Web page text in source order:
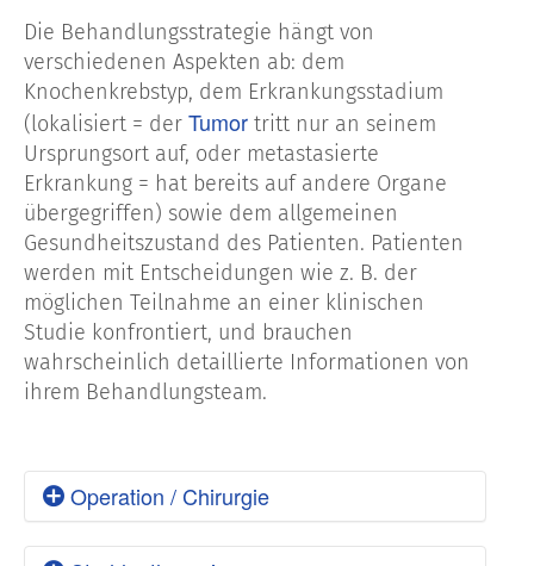
Die Behandlungsstrategie hängt von
verschiedenen Aspekten ab: dem
Knochenkrebstyp, dem Erkrankungsstadium
(lokalisiert = der Tumor tritt nur an seinem
Ursprungsort auf, oder metastasierte
Erkrankung = hat bereits auf andere Organe
übergegriffen) sowie dem allgemeinen
Gesundheitszustand des Patienten. Patienten
werden mit Entscheidungen wie z. B. der
möglichen Teilnahme an einer klinischen
Studie konfrontiert, und brauchen
wahrscheinlich detaillierte Informationen von
ihrem Behandlungsteam.
Operation / Chirurgie
Die Chirurgie gilt als Standardtherapie für